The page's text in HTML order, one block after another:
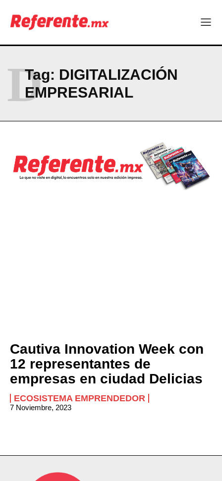
Company
PRIVACY POLICY
NEWSLETTER
Tag: DIGITALIZACIÓN
EMPRESARIAL
D
Cautiva Innovation Week con
12 representantes de
empresas en ciudad Delicias
ECOSISTEMA EMPRENDEDOR
7 Noviembre, 2023